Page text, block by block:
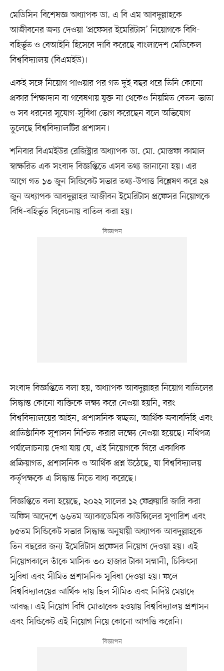
মেডিসিন বিশেষজ্ঞ অধ্যাপক ডা. এ বি এম আবদুল্লাহকে
আজীবনের জন্য দেওয়া ‘প্রফেসর ইমেরিটাস’ নিয়োগকে বিধি-
বহির্ভূত ও বেআইনি হিসেবে দাবি করেছে বাংলাদেশ মেডিকেল
বিশ্ববিদ্যালয় (বিএমইউ)।
একই সঙ্গে নিয়োগ পাওয়ার পর গত দুই বছর ধরে তিনি কোনো
প্রকার শিক্ষাদান বা গবেষণায় যুক্ত না থেকেও নিয়মিত বেতন-ভাতা
ও সব ধরনের সুযোগ-সুবিধা ভোগ করেছেন বলে অভিযোগ
তুলেছে বিশ্ববিদ্যালটির প্রশাসন।
শনিবার বিএমইউর রেজিস্ট্রার অধ্যাপক ডা. মো. মোস্তফা কামাল
স্বাক্ষরিত এক সংবাদ বিজ্ঞপ্তিতে এসব তথ্য জানানো হয়। এর
আগে গত ১৩ জুন সিন্ডিকেট সভার তথ্য-উপাত্ত বিশ্লেষণ করে ২৪
জুন অধ্যাপক আবদুল্লাহর আজীবন ইমেরিটাস প্রফেসর নিয়োগকে
বিধি-বহির্ভূত বিবেচনায় বাতিল করা হয়।
সংবাদ বিজ্ঞপ্তিতে বলা হয়, অধ্যাপক আবদুল্লাহর নিয়োগ বাতিলের
সিদ্ধান্ত কোনো ব্যক্তিকে লক্ষ্য করে নেওয়া হয়নি, বরং
বিশ্ববিদ্যালয়ের আইন, প্রশাসনিক স্বচ্ছতা, আর্থিক জবাবদিহি এবং
প্রাতিষ্ঠানিক সুশাসন নিশ্চিত করার লক্ষ্যে নেওয়া হয়েছে। নথিপত্র
পর্যালোচনায় দেখা যায় যে, এই নিয়োগকে ঘিরে একাধিক
প্রক্রিয়াগত, প্রশাসনিক ও আর্থিক প্রশ্ন উঠেছে, যা বিশ্ববিদ্যালয়
কর্তৃপক্ষকে এ সিদ্ধান্ত নিতে বাধ্য করেছে।
বিজ্ঞপ্তিতে বলা হয়েছে, ২০২২ সালের ১২ ফেব্রুয়ারি জারি করা
অফিস আদেশে ৬৬তম অ্যাকাডেমিক কাউন্সিলের সুপারিশ এবং
৮৫তম সিন্ডিকেট সভার সিদ্ধান্ত অনুযায়ী অধ্যাপক আবদুল্লাহকে
তিন বছরের জন্য ইমেরিটাস প্রফেসর নিয়োগ দেওয়া হয়। এই
নিয়োগকালে তাঁকে মাসিক ৩০ হাজার টাকা সম্মানী, চিকিৎসা
সুবিধা এবং সীমিত প্রশাসনিক সুবিধা দেওয়া হয়। ফলে
বিশ্ববিদ্যালয়ের আর্থিক দায় ছিল সীমিত এবং নির্দিষ্ট মেয়াদে
আবদ্ধ। এই নিয়োগ বিধি মোতাবেক হওয়ায় বিশ্ববিদ্যালয় প্রশাসন
এবং সিন্ডিকেট এই নিয়োগ নিয়ে কোনো আপত্তি করেনি।